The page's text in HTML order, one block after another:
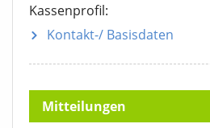
Kassenprofil:
Kontakt-/ Basisdaten
Mitteilungen